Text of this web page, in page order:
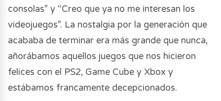
consolas” y “Creo que ya no me interesan los
videojuegos”. La nostalgia por la generación que
acababa de terminar era más grande que nunca,
añorábamos aquellos juegos que nos hicieron
felices con el PS2, Game Cube y Xbox y
estábamos francamente decepcionados.